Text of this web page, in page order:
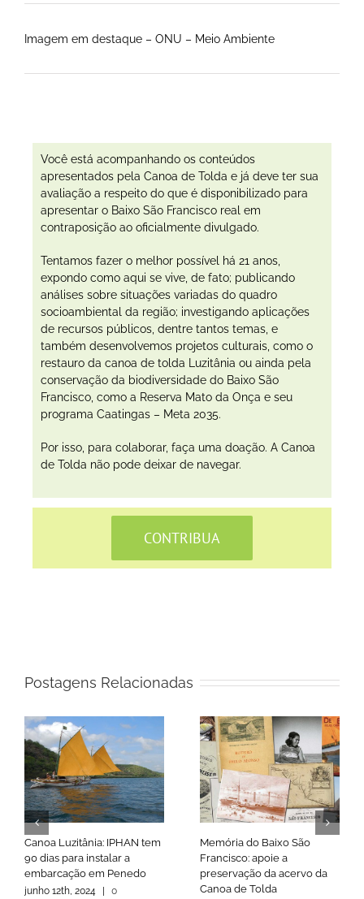
Imagem em destaque – ONU – Meio Ambiente
Você está acompanhando os conteúdos
apresentados pela Canoa de Tolda e já deve ter sua
avaliação a respeito do que é disponibilizado para
apresentar o Baixo São Francisco real em
contraposição ao oficialmente divulgado.
Tentamos fazer o melhor possível há 21 anos,
expondo como aqui se vive, de fato; publicando
análises sobre situações variadas do quadro
socioambiental da região; investigando aplicações
de recursos públicos, dentre tantos temas, e
também desenvolvemos projetos culturais, como o
restauro da canoa de tolda Luzitânia ou ainda pela
conservação da biodiversidade do Baixo São
Francisco, como a Reserva Mato da Onça e seu
programa Caatingas – Meta 2035.
Por isso, para colaborar, faça uma doação. A Canoa
de Tolda não pode deixar de navegar.
CONTRIBUA
Postagens Relacionadas
Canoa Luzitânia: IPHAN tem
90 dias para instalar a
embarcação em Penedo
junho 12th, 2024
0
Memória do Baixo São
Francisco: apoie a
preservação da acervo da
Canoa de Tolda